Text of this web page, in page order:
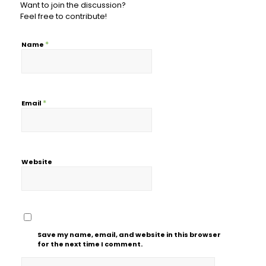
Want to join the discussion?
Feel free to contribute!
Name *
Email *
Website
Save my name, email, and website in this browser
for the next time I comment.